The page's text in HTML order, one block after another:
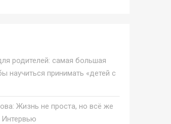
родителей: самая большая
научиться принимать «детей с
Жизнь не проста, но всё же
Интервью